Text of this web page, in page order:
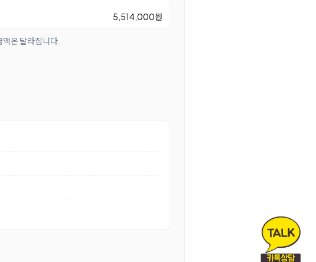
5,514,000원
은 달라집니다.